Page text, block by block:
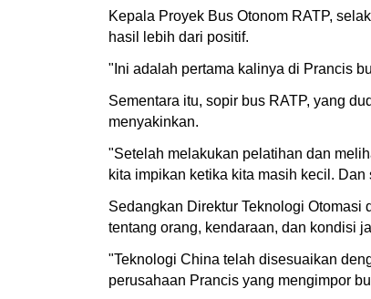
Kepala Proyek Bus Otonom RATP,
hasil lebih dari positif.
"Ini adalah pertama kalinya di Prancis
Sementara itu, sopir bus RATP, yang
menyakinkan.
"Setelah melakukan pelatihan dan
kita impikan ketika kita masih kecil.
Sedangkan Direktur Teknologi
tentang orang, kendaraan, dan kondisi
"Teknologi China telah disesuaikan
perusahaan Prancis yang mengimpor